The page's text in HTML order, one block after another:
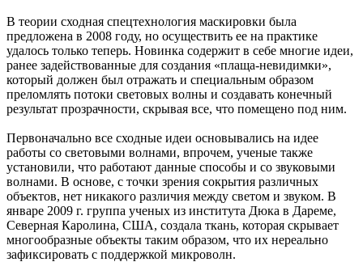
В теории сходная спецтехнология маскировки была
предложена в 2008 году, но осуществить ее на практике
удалось только теперь. Новинка содержит в себе многие идеи,
ранее задействованные для создания «плаща-невидимки»,
который должен был отражать и специальным образом
преломлять потоки световых волны и создавать конечный
результат прозрачности, скрывая все, что помещено под ним.
Первоначально все сходные идеи основывались на идее
работы со световыми волнами, впрочем, ученые также
установили, что работают данные способы и со звуковыми
волнами. В основе, с точки зрения сокрытия различных
объектов, нет никакого различия между светом и звуком. В
январе 2009 г. группа ученых из института Дюка в Дареме,
Северная Каролина, США, создала ткань, которая скрывает
многообразные объекты таким образом, что их нереально
зафиксировать с поддержкой микроволн.